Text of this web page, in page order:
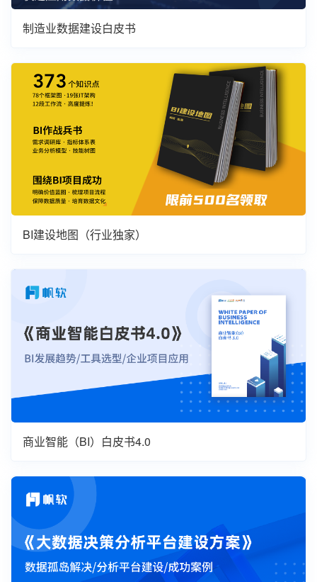
制造业数据建设白皮书
BI建设地图（行业独家）
商业智能（BI）白皮书4.0